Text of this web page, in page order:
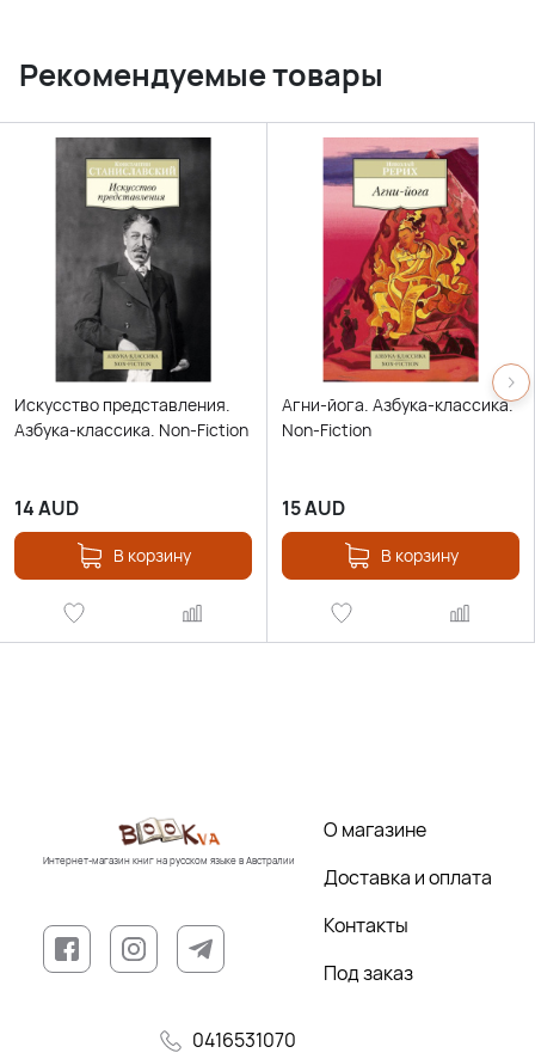
Рекомендуемые товары
Искусство представления.
Азбука-классика. Non-Fiction
14AUD
В корзину
Агни-йога. Азбука-классика.
Non-Fiction
15AUD
В корзину
Интернет-магазин книг на русском языке в Австралии
О магазине
Доставка и оплата
Контакты
Под заказ
0416531070